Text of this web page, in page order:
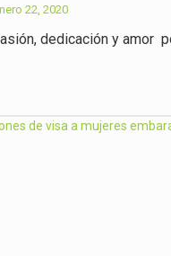
22, 2020
dedicación y amor